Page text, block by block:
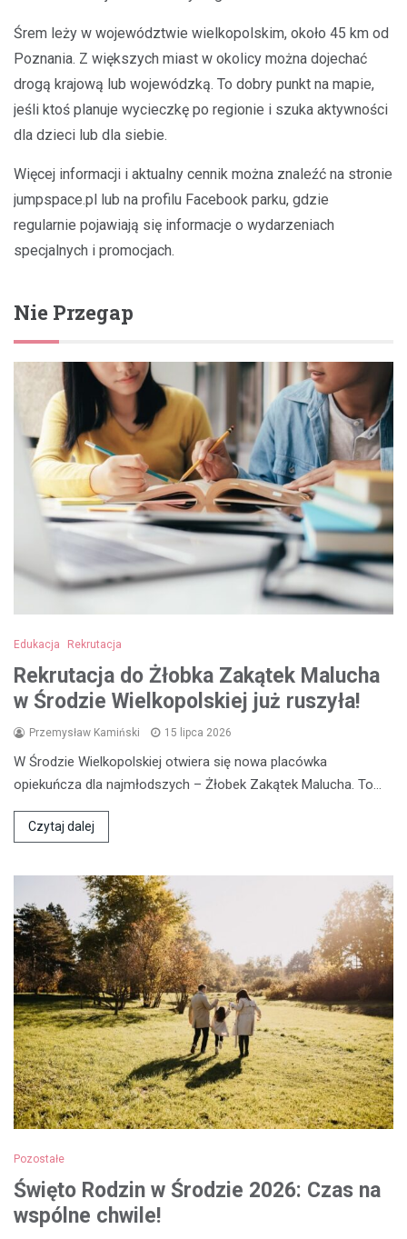
Śrem leży w województwie wielkopolskim, około 45 km od
Poznania. Z większych miast w okolicy można dojechać
drogą krajową lub wojewódzką. To dobry punkt na mapie,
jeśli ktoś planuje wycieczkę po regionie i szuka aktywności
dla dzieci lub dla siebie.
Więcej informacji i aktualny cennik można znaleźć na stronie
jumpspace.pl lub na profilu Facebook parku, gdzie
regularnie pojawiają się informacje o wydarzeniach
specjalnych i promocjach.
Nie Przegap
Edukacja Rekrutacja
Rekrutacja do Żłobka Zakątek Malucha
w Środzie Wielkopolskiej już ruszyła!
Przemysław Kamiński 15 lipca 2026
W Środzie Wielkopolskiej otwiera się nowa placówka
opiekuńcza dla najmłodszych – Żłobek Zakątek Malucha. To…
Czytaj dalej
Pozostałe
Święto Rodzin w Środzie 2026: Czas na
wspólne chwile!